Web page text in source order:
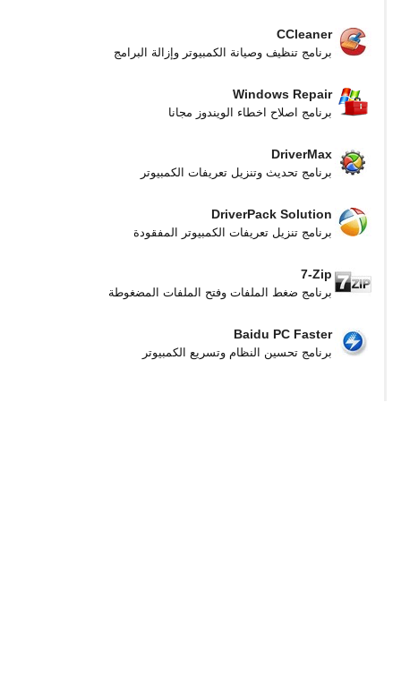
CCleaner
برنامج تنظيف وصيانة الكمبيوتر وإزالة البرامج
Windows Repair
برنامج اصلاح اخطاء الويندوز مجانا
DriverMax
برنامج تحديث وتنزيل تعريفات الكمبيوتر
DriverPack Solution
برنامج تنزيل تعريفات الكمبيوتر المفقودة
7-Zip
برنامج ضغط الملفات وفتح الملفات المضغوطة
Baidu PC Faster
برنامج تحسين النظام وتسريع الكمبيوتر